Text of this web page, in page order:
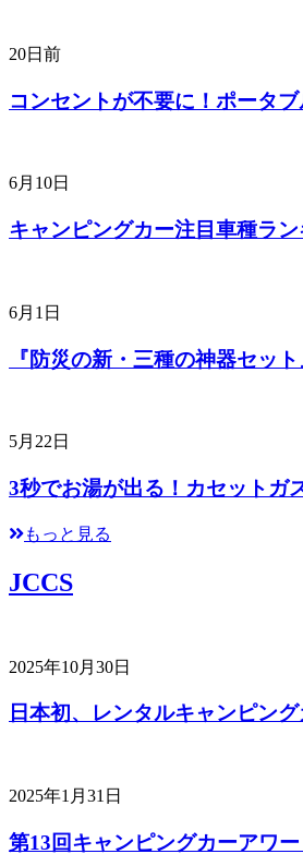
20日前
コンセントが不要に！ポータ
6月10日
キャンピングカー注目車種ラ
6月1日
『防災の新・三種の神器セッ
5月22日
3秒でお湯が出る！カセットガ
もっと見る
JCCS
2025年10月30日
日本初、レンタルキャンピン
2025年1月31日
第13回キャンピングカーアワ